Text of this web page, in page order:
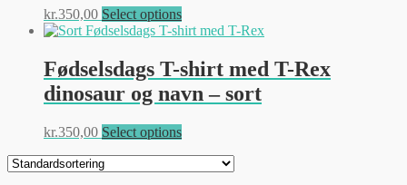
vælges
på
varesiden
kr.350,00 Select optionsDette
vare
flere
varianter.
Mulighederne
vælges
på
varesiden
Fødselsdags T-shirt med T-Rex
dinosaur og navn – sort
kr.350,00 Select optionsDette